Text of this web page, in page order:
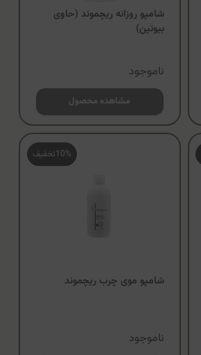
شامپو روزانه ریچموند (حاوی
بیوتین)
ناموجود
مشاهده محصول
10%تخفیف
شامپو موی چرب ریچموند
ناموجود